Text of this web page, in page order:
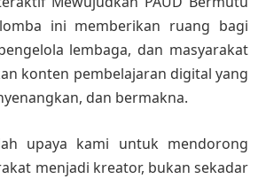
ini memberikan ruang bagi
lembaga, dan masyarakat
konten pembelajaran digital yang
dan bermakna.
upaya kami untuk mendorong
menjadi kreator, bukan sekadar